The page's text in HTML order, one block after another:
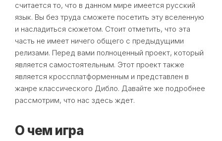
считается то, что в данном мире имеется русский
язык. Вы без труда сможете посетить эту вселенную
и насладиться сюжетом. Стоит отметить, что эта
часть не имеет ничего общего с предыдущими
релизами. Перед вами полноценный проект, который
является самостоятельным. Этот проект также
является кроссплатформенным и представлен в
жанре классического Дибло. Давайте же подробнее
рассмотрим, что нас здесь ждет.
О чем игра